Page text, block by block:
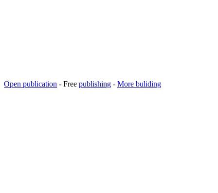
Open publication - Free publishing - More buliding